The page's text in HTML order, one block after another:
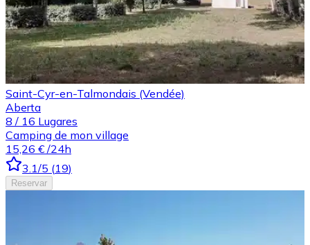
Saint-Cyr-en-Talmondais (Vendée)
Aberta
8 / 16 Lugares
Camping de mon village
15,26 € /24h
3.1/5 (19)
Reservar